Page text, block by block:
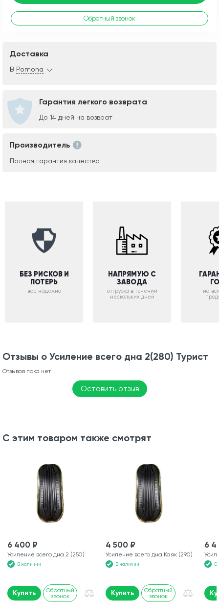
Обратный звонок
Доставка
В Pomona
Гарантия легкого возврата
До 14 дней на возврат
Производитель
Полная гарантия качества
БЕЗ РИСКОВ И
ПОТЕРЬ
все надежно
НАПРЯМУЮ С
ЗАВОДА
отгрузка в течении
нескольких дней
на
Отзывы о Усиление всего дна 2(280) Турист
Отзывов пока нет
Оставить отзыв
С этим товаром также смотрят
6 400 ₽
Усиление всего дна 2 (250)
В наличии
Купить
Обратный
звонок
4 500 ₽
Усиление всего дна Каяк (290)
В наличии
Купить
Обратный
звонок
6
В